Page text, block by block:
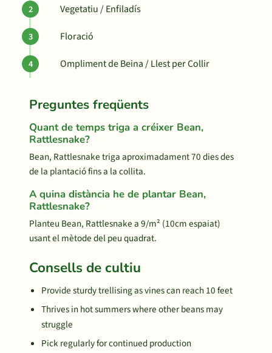
Vegetatiu / Enfiladís
Floració
Ompliment de Beina / Llest per Collir
Preguntes freqüents
Quant de temps triga a créixer Bean,
Rattlesnake?
Bean, Rattlesnake triga aproximadament 70 dies des
de la plantació fins a la collita.
A quina distància he de plantar Bean,
Rattlesnake?
Planteu Bean, Rattlesnake a 9/m² (10cm espaiat)
usant el mètode del peu quadrat.
Consells de cultiu
Provide sturdy trellising as vines can reach 10 feet
Thrives in hot summers where other beans may
struggle
Pick regularly for continued production